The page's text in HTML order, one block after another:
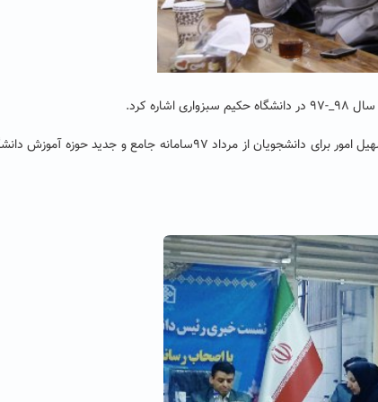
برای دانشجویان از مرداد ۹۷
سامانه جامع و جدید حوزه آموزش